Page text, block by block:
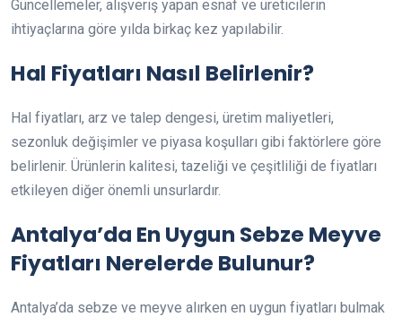
Güncellemeler, alışveriş yapan esnaf ve üreticilerin
ihtiyaçlarına göre yılda birkaç kez yapılabilir.
Hal Fiyatları Nasıl Belirlenir?
Hal fiyatları, arz ve talep dengesi, üretim maliyetleri,
sezonluk değişimler ve piyasa koşulları gibi faktörlere göre
belirlenir. Ürünlerin kalitesi, tazeliği ve çeşitliliği de fiyatları
etkileyen diğer önemli unsurlardır.
Antalya’da En Uygun Sebze Meyve
Fiyatları Nerelerde Bulunur?
Antalya’da sebze ve meyve alırken en uygun fiyatları bulmak